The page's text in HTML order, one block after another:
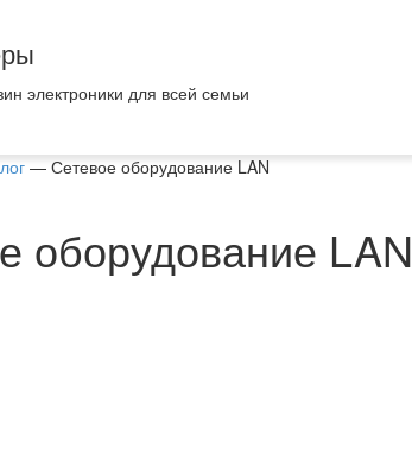
электроники для всей семьи
— Сетевое оборудование LAN
оборудование LAN